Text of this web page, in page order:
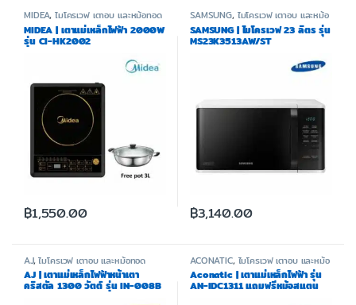
MIDEA,ไมโครเวฟ เตาอบ และหม้อทอด
MIDEA | เตาแม่เหล็กไฟฟ้า 2000W
รุ่น CI-HK2002
฿1,550.00
SAMSUNG, ไมโครเวฟ เตาอบ และหม้อ
ทอด
SAMSUNG | ไมโครเวฟ 23 ลิตร รุ่น
MS23K3513AW/ST
฿3,140.00
AJ,ไมโครเวฟ เตาอบ และหม้อทอด
AJ | เตาแม่เหล็กไฟฟ้าหน้าเตา
คริสตัล 1300 วัตต์ รุ่น IN-008B
ACONATIC, ไมโครเวฟ เตาอบ และหม้อ
ทอด
Aconatic | เตาแม่เหล็กไฟฟ้า รุ่น
AN-IDC1311 แถมฟรีหม้อสแตน